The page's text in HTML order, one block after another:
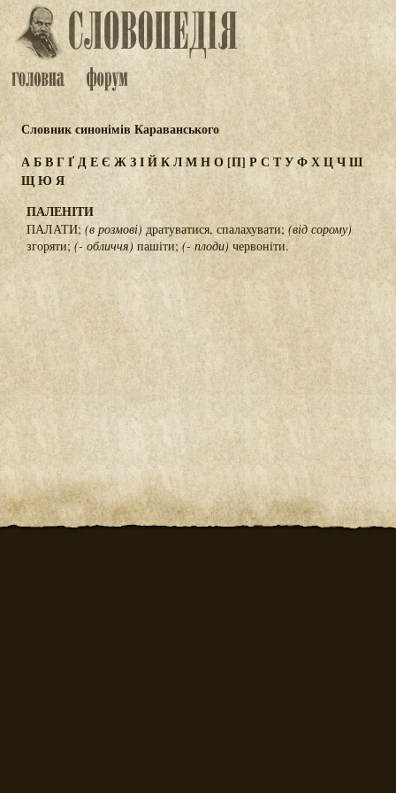
Словник синонімів Караванського
АБВГҐДЕЄ ЖЗІЙКЛМНО[П] Р С ТУФХЦЧШ
ЩЮ Я
ПАЛЕНІТИ
ПАЛАТИ; (в розмові) дратуватися, спалахувати; (від сорому)
згоряти;(- обличчя)пашіти; (- плоди) червоніти.